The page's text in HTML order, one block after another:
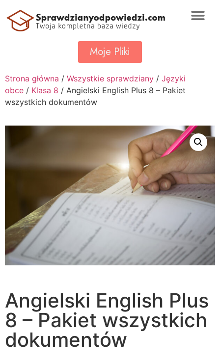
Moje Pliki
Strona główna / Wszystkie sprawdziany / Języki
obce / Klasa 8 / Angielski English Plus 8 – Pakiet
wszystkich dokumentów
Angielski English Plus
8 – Pakiet wszystkich
dokumentów